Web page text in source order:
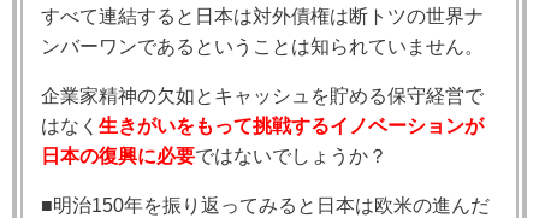
すべて連結すると日本は対外債権は断トツの世界ナ
ンバーワンであるということは知られていません。
企業家精神の欠如とキャッシュを貯める保守経営で
はなく 生きがいをもって挑戦するイノベーションが
日本の復興に必要ではないでしょうか？
■明治150年を振り返ってみると日本は欧米の進んだ